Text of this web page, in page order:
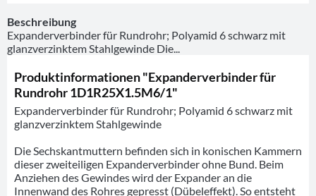
Beschreibung
Expanderverbinder für Rundrohr; Polyamid 6 schwarz mit
glanzverzinktem Stahlgewinde Die...
Produktinformationen "Expanderverbinder für
Rundrohr 1D1R25X1.5M6/1"
Expanderverbinder für Rundrohr; Polyamid 6 schwarz mit
glanzverzinktem Stahlgewinde
Die Sechskantmuttern befinden sich in konischen Kammern
dieser zweiteiligen Expanderverbinder ohne Bund. Beim
Anziehen des Gewindes wird der Expander an die
Innenwand des Rohres gepresst (Dübeleffekt). So entsteht